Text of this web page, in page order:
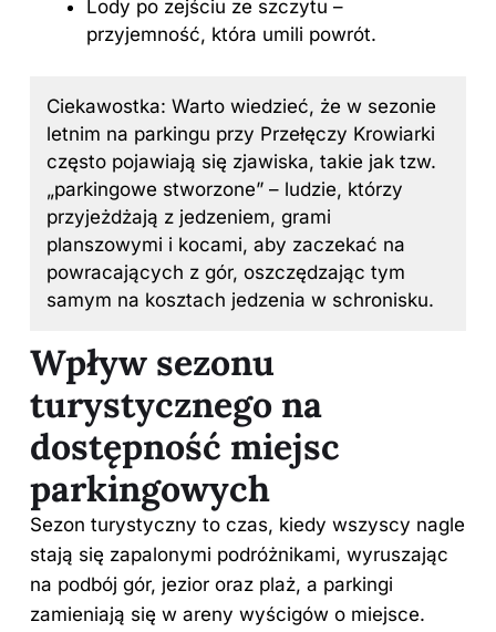
Lody po zejściu ze szczytu –
przyjemność, która umili powrót.
Ciekawostka: Warto wiedzieć, że w sezonie
letnim na parkingu przy Przełęczy Krowiarki
często pojawiają się zjawiska, takie jak tzw.
„parkingowe stworzone” – ludzie, którzy
przyjeżdżają z jedzeniem, grami
planszowymi i kocami, aby zaczekać na
powracających z gór, oszczędzając tym
samym na kosztach jedzenia w schronisku.
Wpływ sezonu
turystycznego na
dostępność miejsc
parkingowych
Sezon turystyczny to czas, kiedy wszyscy nagle
stają się zapalonymi podróżnikami, wyruszając
na podbój gór, jezior oraz plaż, a parkingi
zamieniają się w areny wyścigów o miejsce.